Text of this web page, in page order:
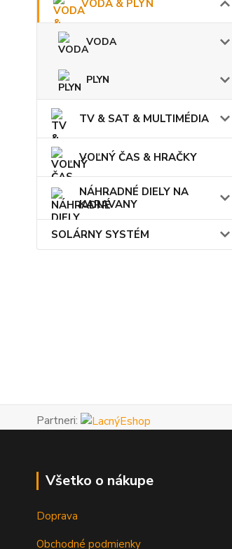
VODA & PLYN
VODA
PLYN
TV & SAT & MULTIMÉDIA
VOĽNÝ ČAS & HRAČKY
NÁHRADNÉ DIELY NA
KARAVANY
SOLÁRNY SYSTÉM
Partneri:
Všetko o nákupe
Doprava
Obchodné podmienky